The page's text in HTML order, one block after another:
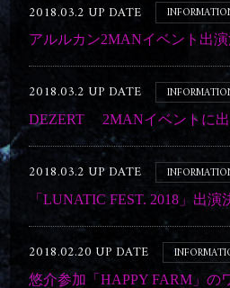
2018.03.2 UP DATE
アルルカン2MANイベント出演
2018.03.2 UP DATE
DEZERT 2MANイベントに
2018.03.2 UP DATE
「LUNATIC FEST. 2018」出演
2018.02.20 UP DATE
悠介参加「HAPPY FARM」の